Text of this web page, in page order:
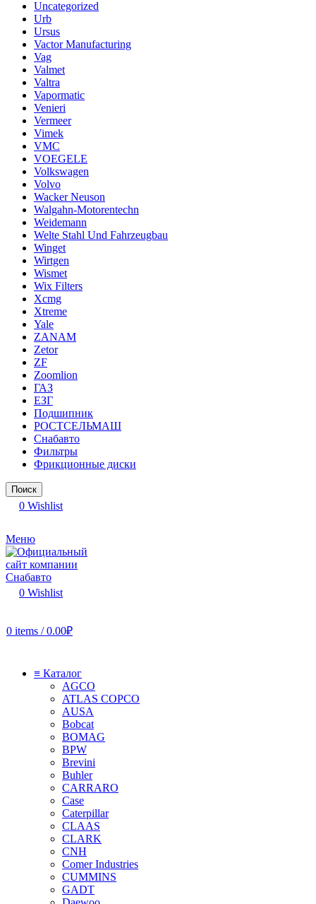
Uncategorized
Urb
Ursus
Vactor Manufacturing
Vag
Valmet
Valtra
Vapormatic
Venieri
Vermeer
Vimek
VMC
VOEGELE
Volkswagen
Volvo
Wacker Neuson
Walgahn-Motorentechn
Weidemann
Welte Stahl Und Fahrzeugbau
Winget
Wirtgen
Wismet
Wix Filters
Xcmg
Xtreme
Yale
ZANAM
Zetor
ZF
Zoomlion
ГАЗ
ЕЗГ
Подшипник
РОСТСЕЛЬМАШ
Снабавто
Фильтры
Фрикционные диски
Поиск
0 Wishlist
Меню
0 Wishlist
0 items / 0.00₽
≡ Каталог
AGCO
ATLAS COPCO
AUSA
Bobcat
BOMAG
BPW
Brevini
Buhler
CARRARO
Case
Caterpillar
CLAAS
CLARK
CNH
Comer Industries
CUMMINS
GADT